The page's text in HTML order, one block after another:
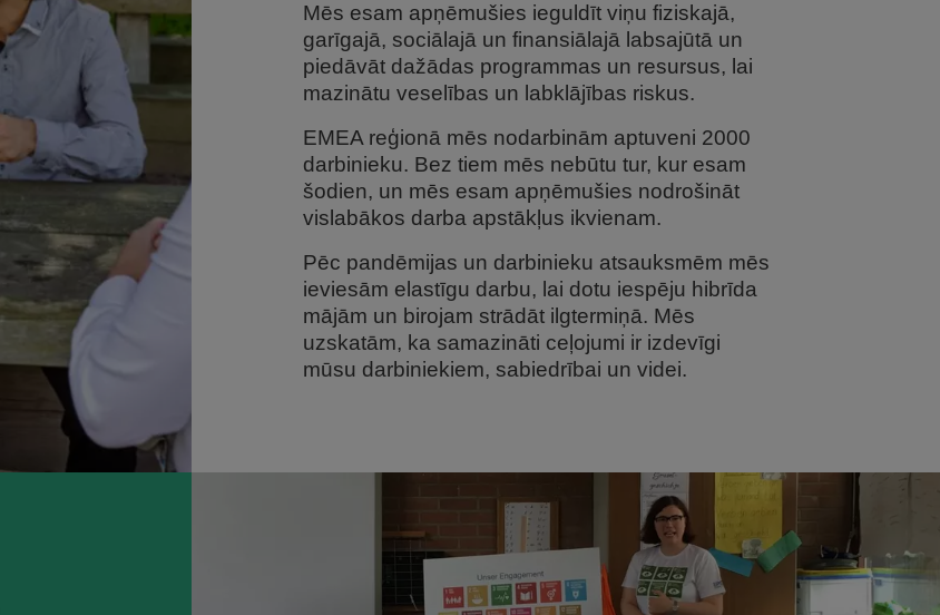
Mēs esam apņēmušies ieguldīt viņu fiziskajā,
garīgajā, sociālajā un finansiālajā labsajūtā un
piedāvāt dažādas programmas un resursus, lai
mazinātu veselības un labklājības riskus.
EMEA reģionā mēs nodarbinām aptuveni 2000
darbinieku. Bez tiem mēs nebūtu tur, kur esam
šodien, un mēs esam apņēmušies nodrošināt
vislabākos darba apstākļus ikvienam.
Pēc pandēmijas un darbinieku atsauksmēm mēs
ieviesām elastīgu darbu, lai dotu iespēju hibrīda
mājām un birojam strādāt ilgtermiņā. Mēs
uzskatām, ka samazināti ceļojumi ir izdevīgi
mūsu darbiniekiem, sabiedrībai un videi.